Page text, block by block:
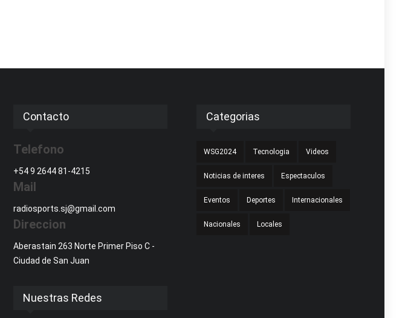
Contacto
Telefono
+54 9 2644 81-4215
Mail
radiosports.sj@gmail.com
Direccion
Aberastain 263 Norte Primer Piso C -
Ciudad de San Juan
Nuestras Redes
Categorias
WSG2024 Tecnologia Videos
Noticias de interes Espectaculos
Eventos Deportes Internacionales
Nacionales Locales